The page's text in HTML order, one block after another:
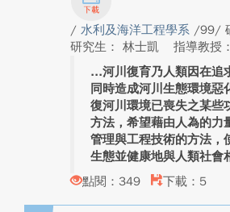
/ 水利及海洋工程學系 /99/
研究生： 林士凱
指導教授：
河川復育乃人類因在追
同時造成河川生態環境惡
復河川環境已喪失之某些
方法，希望藉由人為的力
管理與工程技術的方法，
生態並健康地與人類社會
點閱：349
下載：5